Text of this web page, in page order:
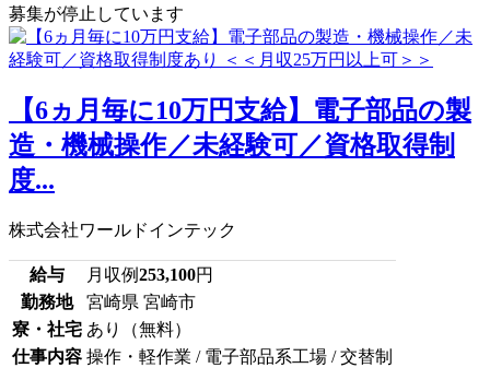
募集が停止しています
【6ヵ月毎に10万円支給】電子部品の製
造・機械操作／未経験可／資格取得制
度...
株式会社ワールドインテック
給与 月収例253,100円
勤務地
宮崎県 宮崎市
寮・社宅 あり（無料）
仕事内容 操作・軽作業 / 電子部品系工場 / 交替制